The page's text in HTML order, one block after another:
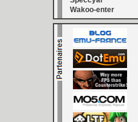
Wakoo-enter